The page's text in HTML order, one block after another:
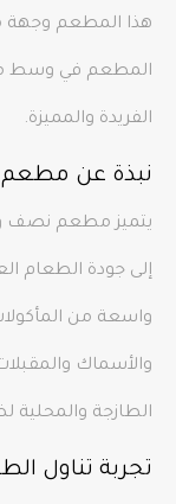
هذا المطعم وجهة
المطعم في وسط
الفريدة والمميزة.
نبذة عن
يتميز مطعم نصف
إلى جودة الطعام
واسعة من
والأسماك
الطازجة والمحلية
تجربة تناول